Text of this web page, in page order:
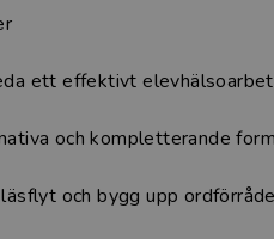
ett effektivt
och kompletterande
och bygg upp